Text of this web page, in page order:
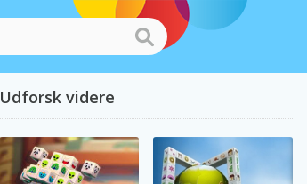
Udforsk videre